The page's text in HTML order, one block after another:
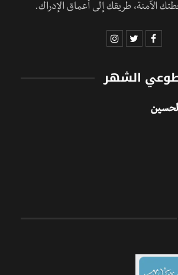
الآمنة، طريقك إلى أعماق الإدراك.
الشهر